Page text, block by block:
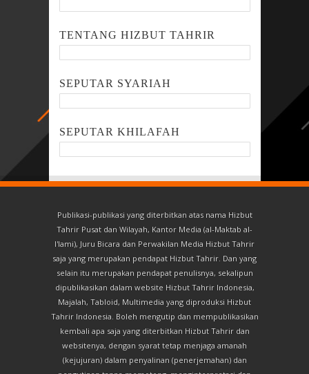
TENTANG HIZBUT TAHRIR
SEPUTAR SYARIAH
SEPUTAR KHILAFAH
Publikasi-publikasi yang diterbitkan atas nama Hizbut
Tahrir Pusat dan Wilayah, Kantor Media (al-Maktab al-
I'lami), Juru Bicara dan Perwakilan Media Hizbut Tahrir
saja yang merupakan pendapat Hizbut Tahrir. Dan yang
selain itu merupakan pendapat penulisnya, sekalipun
dipublikasikan dalam website Hizbut Tahrir Indonesia,
Majalah, Tabloid, Multimedia yang diproduksi Hizbut
Tahrir Indonesia. Boleh mengutip dan mempublikasikan
kembali apa saja yang diterbitkan Hizbut Tahrir dan
websitenya, dengan syarat tetap menjaga amanah
(kejujuran) dalam penyalinan (penerjemahan) dan